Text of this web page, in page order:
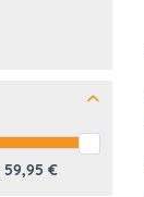
59,95 €